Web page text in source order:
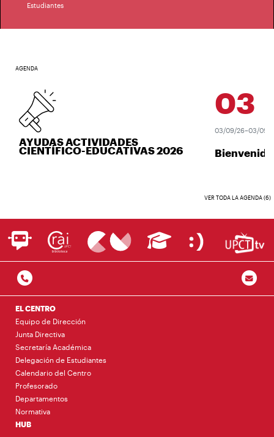
Estudiantes
AGENDA
AYUDAS ACTIVIDADES
CIENTÍFICO-EDUCATIVAS 2026
03
03/09/26–03/09/26
Bienvenida
VER TODA LA AGENDA (6)
EL CENTRO
Equipo de Dirección
Junta Directiva
Secretaría Académica
Delegación de Estudiantes
Calendario del Centro
Profesorado
Departamentos
Normativa
HUB